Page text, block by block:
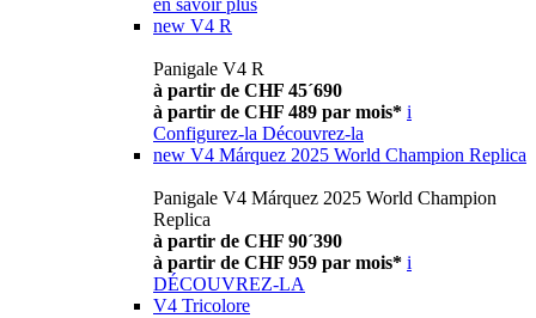
en savoir plus
new V4 R
Panigale V4 R
à partir de CHF 45´690
à partir de CHF 489 par mois* i
Configurez-la Découvrez-la
new V4 Márquez 2025 World Champion Replica
Panigale V4 Márquez 2025 World Champion
Replica
à partir de CHF 90´390
à partir de CHF 959 par mois* i
DÉCOUVREZ-LA
V4 Tricolore